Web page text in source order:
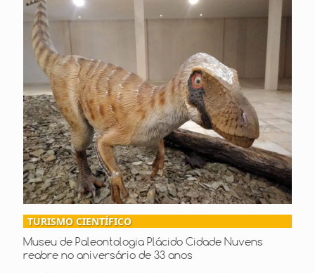
TURISMO CIENTÍFICO
Museu de Paleontologia Plácido Cidade Nuvens
reabre no aniversário de 33 anos